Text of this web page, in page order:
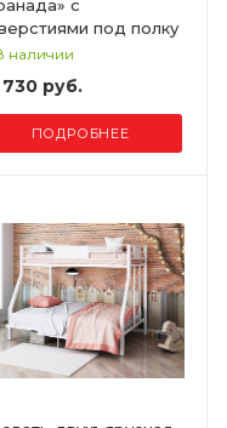
с
под полку
наличии
730 руб.
ПОДРОБНЕЕ